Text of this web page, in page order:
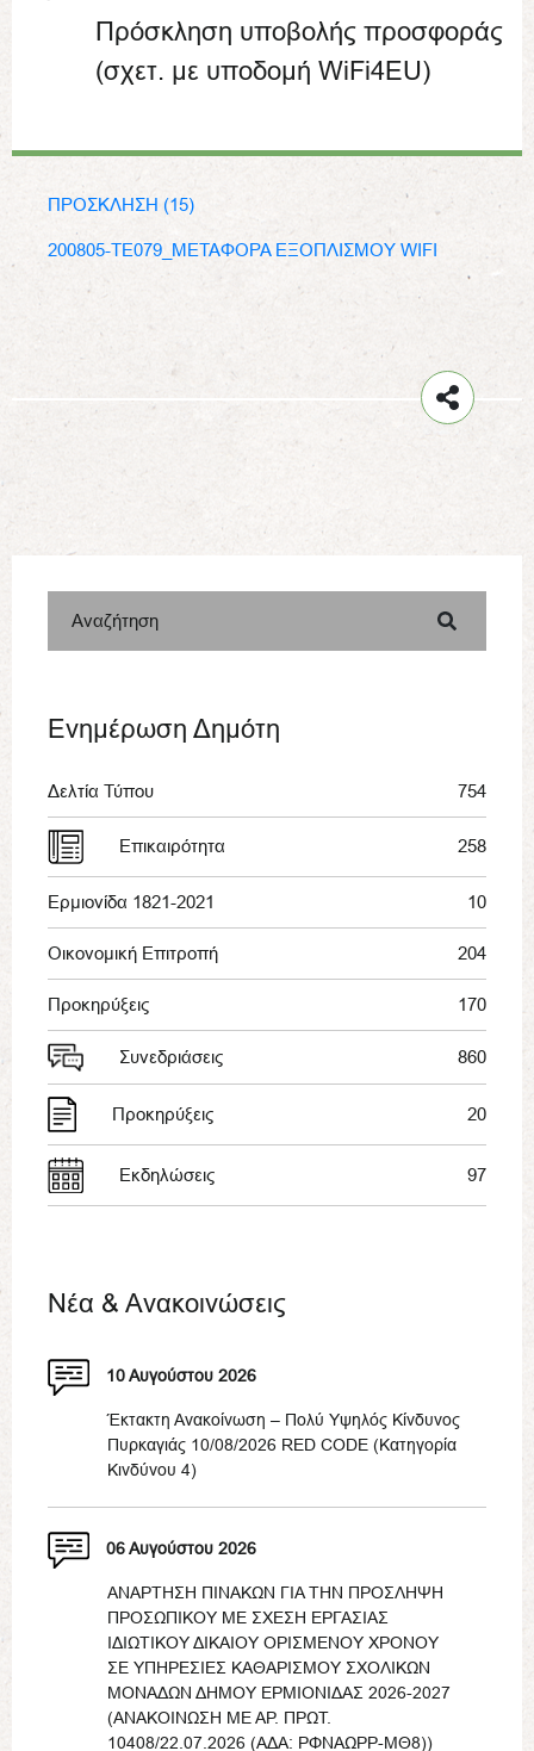
Πρόσκληση υποβολής προσφοράς
(σχετ. με υποδομή WiFi4EU)
ΠΡΟΣΚΛΗΣΗ (15)
200805-ΤΕ079_ΜΕΤΑΦΟΡΑ ΕΞΟΠΛΙΣΜΟΥ WIFI
Αναζήτηση
Ενημέρωση Δημότη
Δελτία Τύπου 754
Επικαιρότητα 258
Ερμιονίδα 1821-2021 10
Οικονομική Επιτροπή 204
Προκηρύξεις 170
Συνεδριάσεις 860
Προκηρύξεις 20
Εκδηλώσεις 97
Νέα & Ανακοινώσεις
10 Αυγούστου 2026
Έκτακτη Ανακοίνωση – Πολύ Υψηλός Κίνδυνος
Πυρκαγιάς 10/08/2026 RED CODE (Κατηγορία
Κινδύνου 4)
06 Αυγούστου 2026
ΑΝΑΡΤΗΣΗ ΠΙΝΑΚΩΝ ΓΙΑ ΤΗΝ ΠΡΟΣΛΗΨΗ
ΠΡΟΣΩΠΙΚΟΥ ΜΕ ΣΧΕΣΗ ΕΡΓΑΣΙΑΣ
ΙΔΙΩΤΙΚΟΥ ΔΙΚΑΙΟΥ ΟΡΙΣΜΕΝΟΥ ΧΡΟΝΟΥ
ΣΕ ΥΠΗΡΕΣΙΕΣ ΚΑΘΑΡΙΣΜΟΥ ΣΧΟΛΙΚΩΝ
ΜΟΝΑΔΩΝ ΔΗΜΟΥ ΕΡΜΙΟΝΙΔΑΣ 2026-2027
(ΑΝΑΚΟΙΝΩΣΗ ΜΕ ΑΡ. ΠΡΩΤ.
10408/22.07.2026 (ΑΔΑ: ΡΦΝΑΩΡΡ-ΜΘ8))